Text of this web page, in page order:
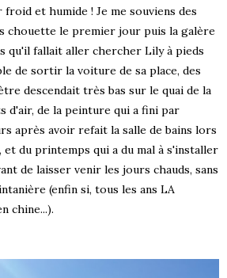
et humide ! Je me souviens des
chouette le premier jour puis la galère
qu'il fallait aller chercher Lily à pieds
de sortir la voiture de sa place, des
descendait très bas sur le quai de la
d'air, de la peinture qui a fini par
après avoir refait la salle de bains lors
du printemps qui a du mal à s'installer
de laisser venir les jours chauds, sans
(enfin si, tous les ans LA
chine...).